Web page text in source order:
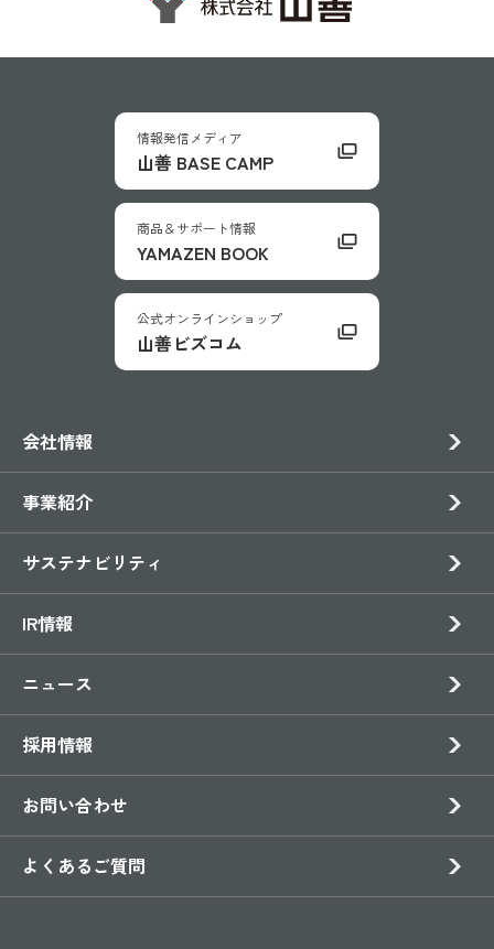
情報発信メディア
山善 BASE CAMP
商品＆サポート情報
YAMAZEN BOOK
公式オンラインショップ
山善ビズコム
会社情報
事業紹介
サステナビリティ
IR情報
ニュース
採用情報
お問い合わせ
よくあるご質問